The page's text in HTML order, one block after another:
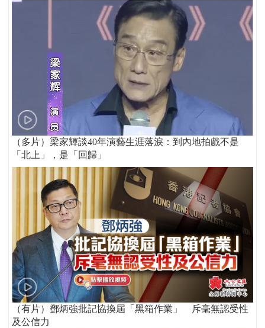
（多片）梁家輝談40年演藝生涯落淚：到內地拍戲不是
「北上」，是「回歸」
（有片）鄧炳強批記協換屆「黑箱作業」 斥毫無認受性
及公信力